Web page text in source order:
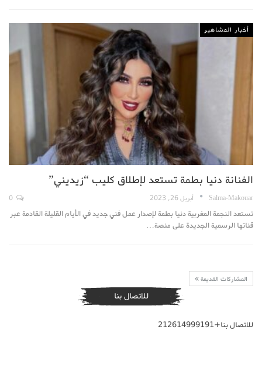
أخبار المشاهير
الفنانة دنيا بطمة تستعد لإطلاق كليب “زيديني”
Salma-Makouar أبريل 26, 2023
تستعد النجمة المغربية دنيا بطمة لإصدار عمل فني جديد في الأيام القليلة القادمة عبر
قناتها الرسمية الجديدة على منصة…
المشاركات القديمة
للاتصال بنا
للاتصال بنا+212614999191